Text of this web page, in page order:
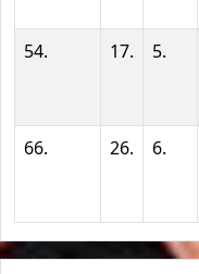
54. 17. 5.
66. 26. 6.